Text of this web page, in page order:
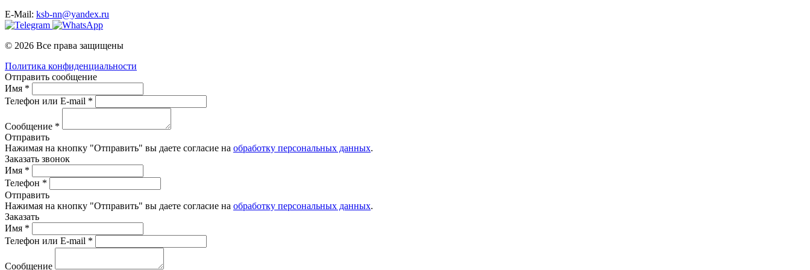
E-Mail: ksb-nn@yandex.ru
© 2026 Все права защищены
Политика конфиденциальности
Отправить сообщение
Имя *
Телефон или E-mail *
Сообщение *
Отправить
Нажимая на кнопку "Отправить" вы даете согласие на обработку персональных данных.
Заказать звонок
Имя *
Телефон *
Отправить
Нажимая на кнопку "Отправить" вы даете согласие на обработку персональных данных.
Заказать
Имя *
Телефон или E-mail *
Сообщение